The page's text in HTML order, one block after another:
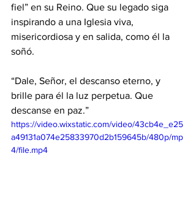
fiel” en su Reino. Que su legado siga
inspirando a una Iglesia viva,
misericordiosa y en salida, como él la
soñó.
“Dale, Señor, el descanso eterno, y
brille para él la luz perpetua. Que
descanse en paz.”
https://video.wixstatic.com/video/43cb4e_e25
a49131a074e25833970d2b159645b/480p/mp
4/file.mp4